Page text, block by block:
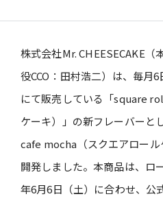
株式会社Mr. CHEESECAKE
役CCO：田村浩二）は、毎月
にて販売している「square
ケーキ）」の新フレーバー
cafe mocha（スクエアロール
開発しました。本商品は、ロ
年6月6日（土）に合わせ、公